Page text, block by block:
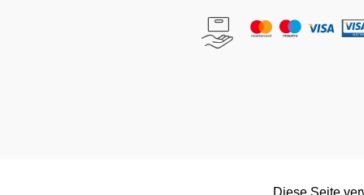
Diese Seite